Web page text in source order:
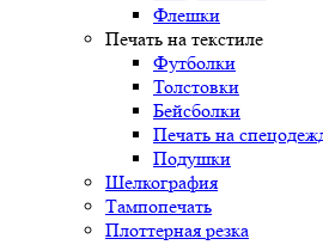
Флешки
Печать на текстиле
Футболки
Толстовки
Бейсболки
Печать на
Подушки
Шелкография
Тампопечать
Плоттерная резка